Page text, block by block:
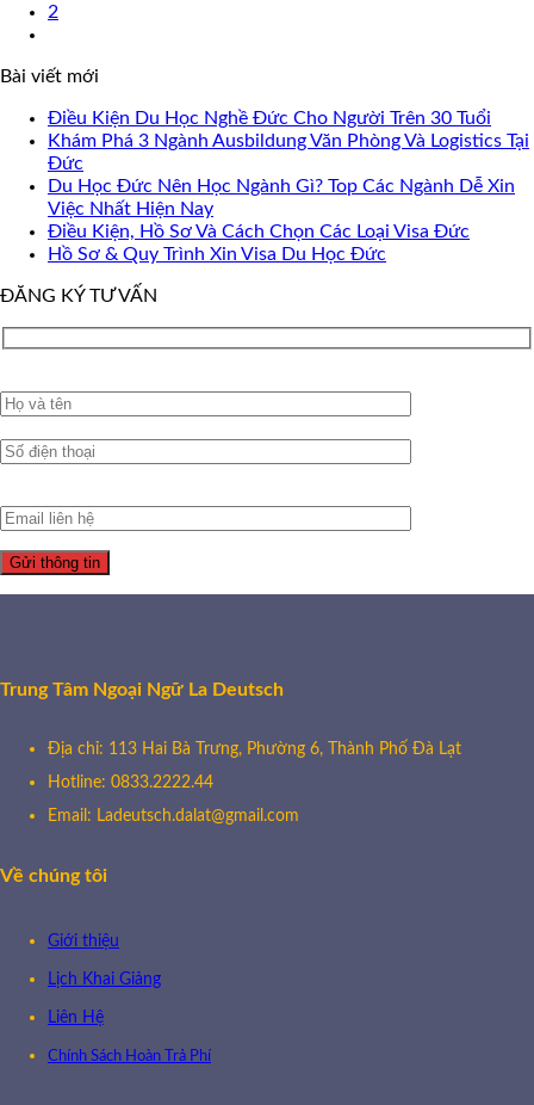
2
Bài viết mới
Điều Kiện Du Học Nghề Đức Cho Người Trên 30 Tuổi
Khám Phá 3 Ngành Ausbildung Văn Phòng Và Logistics Tại
Đức
Du Học Đức Nên Học Ngành Gì? Top Các Ngành Dễ Xin
Việc Nhất Hiện Nay
Điều Kiện, Hồ Sơ Và Cách Chọn Các Loại Visa Đức
Hồ Sơ & Quy Trình Xin Visa Du Học Đức
ĐĂNG KÝ TƯ VẤN
Trung Tâm Ngoại Ngữ La Deutsch
Địa chỉ: 113 Hai Bà Trưng, Phường 6, Thành Phố Đà Lạt
Hotline: 0833.2222.44
Email: Ladeutsch.dalat@gmail.com
Về chúng tôi
Giới thiệu
Lịch Khai Giảng
Liên Hệ
Chính Sách Hoàn Trả Phí